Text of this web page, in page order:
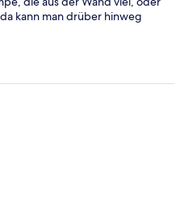
kann man drüber hinweg